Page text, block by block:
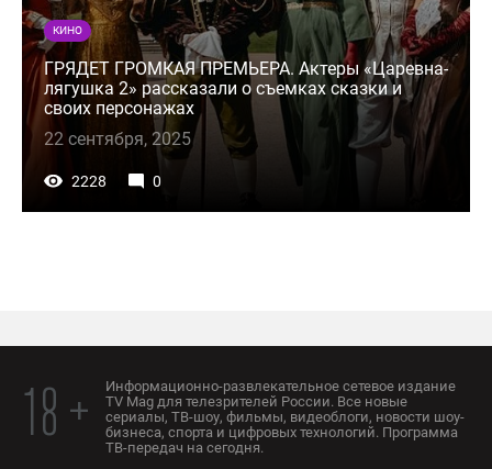
КИНО
ГРЯДЕТ ГРОМКАЯ ПРЕМЬЕРА. Актеры «Царевна-
лягушка 2» рассказали о съемках сказки и
своих персонажах
22 сентября, 2025
2228 0
18 +
Информационно-развлекательное сетевое издание
TV Mag для телезрителей России. Все новые
сериалы, ТВ-шоу, фильмы, видеоблоги, новости шоу-
бизнеса, спорта и цифровых технологий. Программа
ТВ-передач на сегодня.